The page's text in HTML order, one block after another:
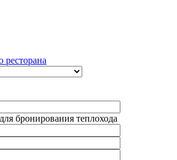
ресторана
бронирования теплохода